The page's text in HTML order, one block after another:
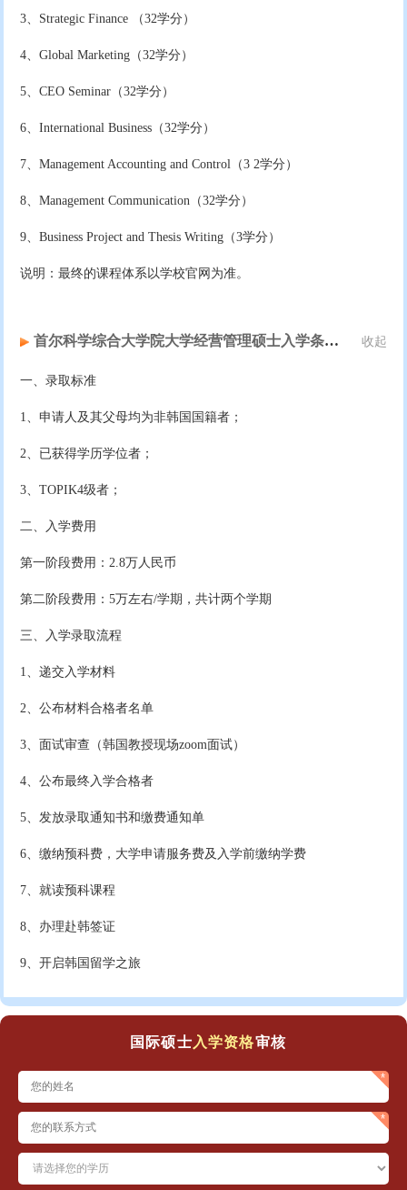
3、Strategic Finance （32学分）
4、Global Marketing（32学分）
5、CEO Seminar（32学分）
6、International Business（32学分）
7、Management Accounting and Control（3 2学分）
8、Management Communication（32学分）
9、Business Project and Thesis Writing（3学分）
说明：最终的课程体系以学校官网为准。
首尔科学综合大学院大学经营管理硕士入学条件及流程 收起
一、录取标准
1、申请人及其父母均为非韩国国籍者；
2、已获得学历学位者；
3、TOPIK4级者；
二、入学费用
第一阶段费用：2.8万人民币
第二阶段费用：5万左右/学期，共计两个学期
三、入学录取流程
1、递交入学材料
2、公布材料合格者名单
3、面试审查（韩国教授现场zoom面试）
4、公布最终入学合格者
5、发放录取通知书和缴费通知单
6、缴纳预科费，大学申请服务费及入学前缴纳学费
7、就读预科课程
8、办理赴韩签证
9、开启韩国留学之旅
国际硕士入学资格审核